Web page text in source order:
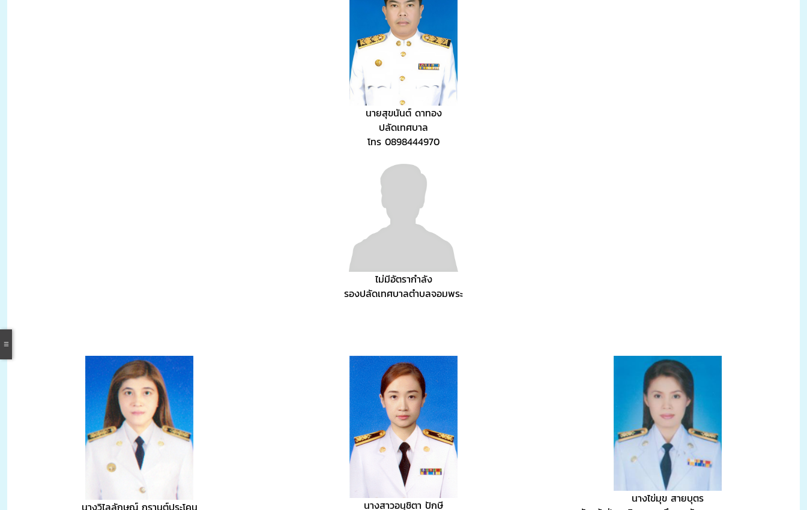
นายสุขนันต์ ดาทอง
ปลัดเทศบาล
โทร 0898444970
ไม่มีอัตรากำลัง
รองปลัดเทศบาลตำบลจอมพระ
นางวิไลลักษณ์ กรานต์ประโคน
นางสาวอนุชิตา ปักษี
นางไข่มุข สายบุตร